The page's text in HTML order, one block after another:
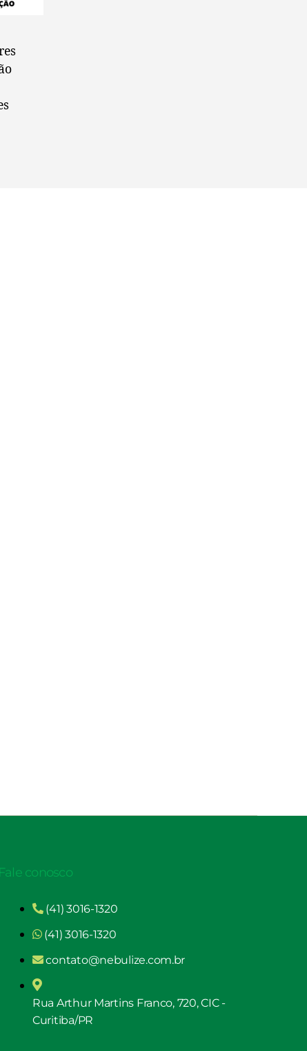
Fale conosco
(41) 3016-1320
(41) 3016-1320
contato@nebulize.com.br
Rua Arthur Martins Franco, 720, CIC -
Curitiba/PR